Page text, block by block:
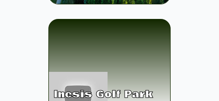
Inesis Golf Park